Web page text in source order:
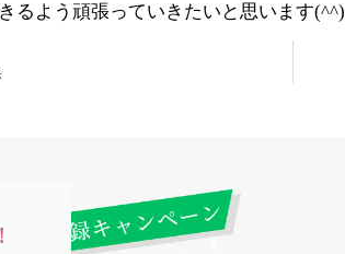
るよう頑張っていきたいと思います(^^)